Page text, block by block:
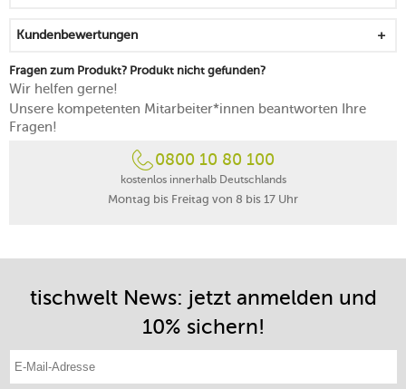
Kundenbewertungen
Fragen zum Produkt? Produkt nicht gefunden?
Wir helfen gerne!
Unsere kompetenten Mitarbeiter*innen beantworten Ihre
Fragen!
0800 10 80 100
kostenlos innerhalb Deutschlands
Montag bis Freitag von 8 bis 17 Uhr
tischwelt News: jetzt anmelden und
10% sichern!